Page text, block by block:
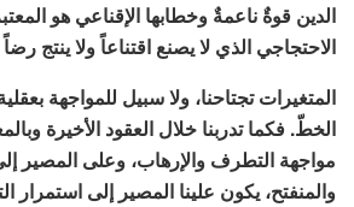
الدين قوةٌ ناعمةٌ وخطابها الإقناعي هو
الاحتجاجي الذي لا يصنع اقتناعاً ولا ينتج
المتغيرات تجتاحنا، ولا سبيل للمواجهة
الخطّ. فكما تدربنا خلال العقود الأخيرة
مواجهة التطرف والإرهاب، وعلى المصير
والمنفتح، يكون علينا المصير إلى استمرار